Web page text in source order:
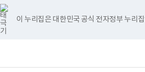
이 누리집은 대한민국 공식 전자정부 누리
너
비
767px
이
하
메
국
립
나
주
병
터
국
립
나
주
병
스
국
립
나
주
병
버
국
립
나
주
병
브
국
립
나
주
병
타